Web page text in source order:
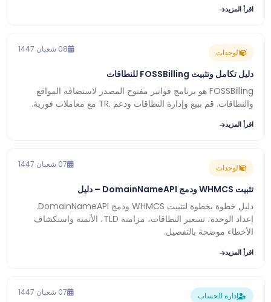
اقرأ المزيد
الوحدات 08 شعبان 1447
دليل تكامل وتثبيت FOSSBilling للنطاقات
FOSSBilling هو برنامج فواتير مفتوح المصدر لاستضافة المواقع
والنطاقات. قم ببيع وإدارة النطاقات ودعم .TR مع معاملات فورية.
اقرأ المزيد
الوحدات 07 شعبان 1447
تثبيت WHMCS ودمج DomainNameAPI – دليل
دليل خطوة بخطوة لتثبيت WHMCS ودمج DomainNameAPI.
إعداد الوحدة، تسعير النطاقات، مزامنة TLD، الأتمتة واستكشاف
الأخطاء موضحة بالتفصيل.
اقرأ المزيد
إدارة الحساب 07 شعبان 1447